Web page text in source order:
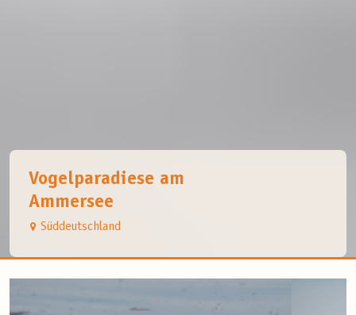
Vogelparadiese am
Ammersee
Süddeutschland